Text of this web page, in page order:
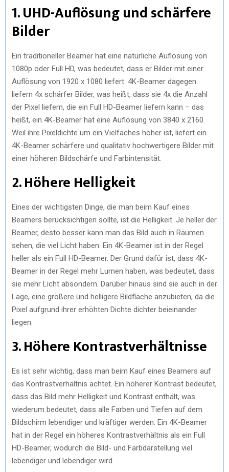
1. UHD-Auflösung und schärfere
Bilder
Ein traditioneller Beamer hat eine natürliche Auflösung von
1080p oder Full HD, was bedeutet, dass er Bilder mit einer
Auflösung von 1920 x 1080 liefert. 4K-Beamer dagegen
liefern 4x schärfer Bilder, was heißt, dass sie 4x die Anzahl
der Pixel liefern, die ein Full HD-Beamer liefern kann – das
heißt, ein 4K-Beamer hat eine Auflösung von 3840 x 2160.
Weil ihre Pixeldichte um ein Vielfaches höher ist, liefert ein
4K-Beamer schärfere und qualitativ hochwertigere Bilder mit
einer höheren Bildschärfe und Farbintensität.
2. Höhere Helligkeit
Eines der wichtigsten Dinge, die man beim Kauf eines
Beamers berücksichtigen sollte, ist die Helligkeit. Je heller der
Beamer, desto besser kann man das Bild auch in Räumen
sehen, die viel Licht haben. Ein 4K-Beamer ist in der Regel
heller als ein Full HD-Beamer. Der Grund dafür ist, dass 4K-
Beamer in der Regel mehr Lumen haben, was bedeutet, dass
sie mehr Licht absondern. Darüber hinaus sind sie auch in der
Lage, eine größere und helligere Bildfläche anzubieten, da die
Pixel aufgrund ihrer erhöhten Dichte dichter beieinander
liegen.
3. Höhere Kontrastverhältnisse
Es ist sehr wichtig, dass man beim Kauf eines Beamers auf
das Kontrastverhältnis achtet. Ein höherer Kontrast bedeutet,
dass das Bild mehr Helligkeit und Kontrast enthält, was
wiederum bedeutet, dass alle Farben und Tiefen auf dem
Bildschirm lebendiger und kräftiger werden. Ein 4K-Beamer
hat in der Regel ein höheres Kontrastverhältnis als ein Full
HD-Beamer, wodurch die Bild- und Farbdarstellung viel
lebendiger und lebendiger wird.